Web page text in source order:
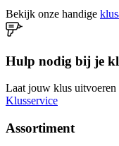
Bekijk onze handige
Hulp nodig bij je
Laat jouw klus uitvoeren
Klusservice
Assortiment